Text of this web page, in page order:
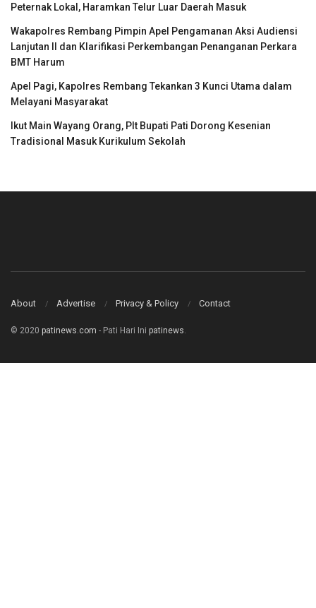
Peternak Lokal, Haramkan Telur Luar Daerah Masuk
Wakapolres Rembang Pimpin Apel Pengamanan Aksi Audiensi
Lanjutan II dan Klarifikasi Perkembangan Penanganan Perkara
BMT Harum
Apel Pagi, Kapolres Rembang Tekankan 3 Kunci Utama dalam
Melayani Masyarakat
Ikut Main Wayang Orang, Plt Bupati Pati Dorong Kesenian
Tradisional Masuk Kurikulum Sekolah
About Advertise Privacy & Policy Contact
© 2020 patinews.com - Pati Hari Ini patinews.